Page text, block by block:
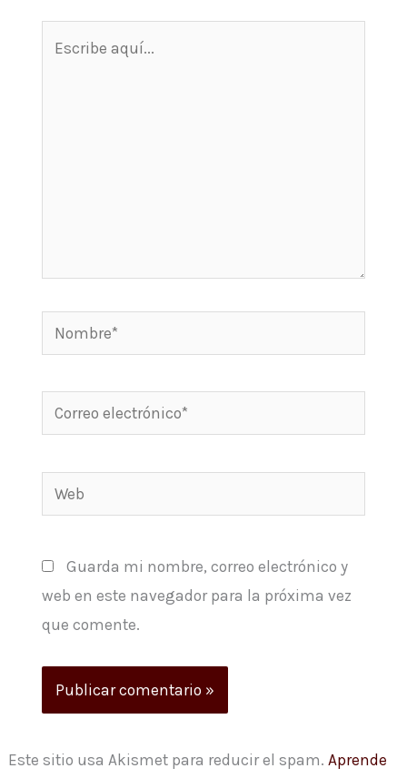
Nombre*
Correo
electrónico*
Web
Guarda mi nombre, correo electrónico y
web en este navegador para la próxima vez
que comente.
Este sitio usa Akismet para reducir el spam. Aprende